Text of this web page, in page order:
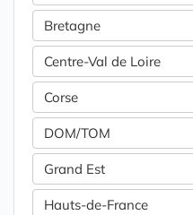
Bretagne
Centre-Val de Loire
Corse
DOM/TOM
Grand Est
Hauts-de-France